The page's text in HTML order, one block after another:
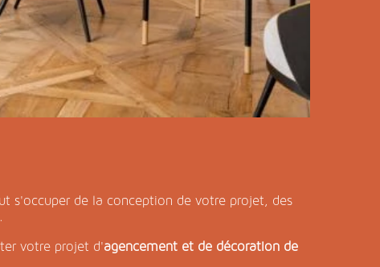
s'occuper de la conception de votre projet, des
votre projet d'agencement et de décoration de